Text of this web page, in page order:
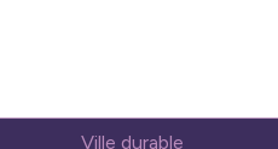
Ville durable